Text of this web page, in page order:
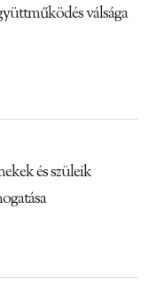
válsága
és szüleik